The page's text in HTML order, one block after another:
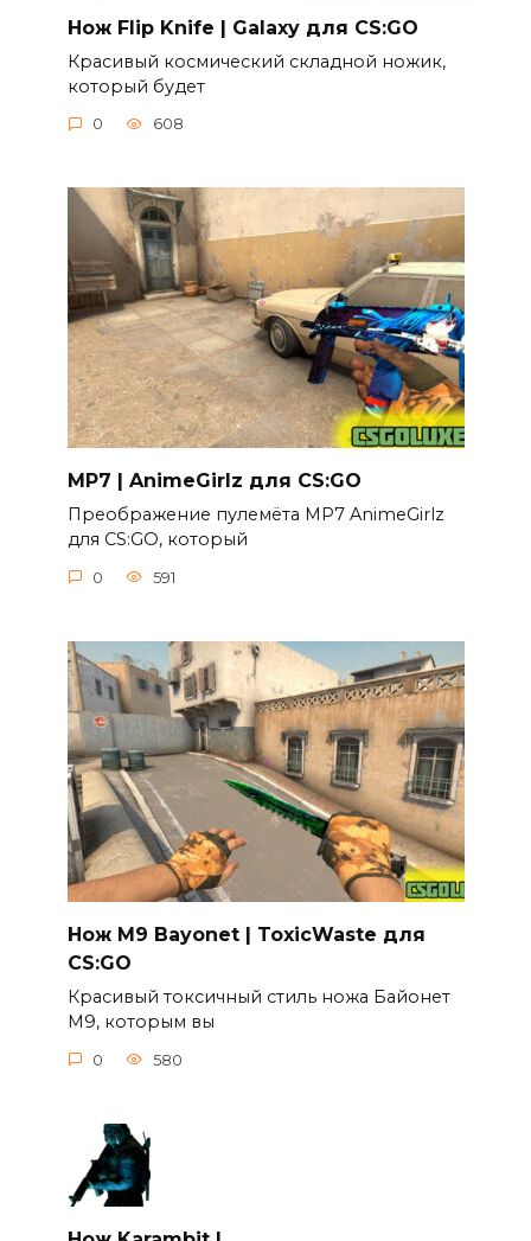
Нож Flip Knife | Galaxy для CS:GO
Красивый космический складной ножик,
который будет
0 608
MP7 | AnimeGirlz для CS:GO
Преображение пулемёта MP7 AnimeGirlz
для CS:GO, который
0 591
Нож M9 Bayonet | ToxicWaste для
CS:GO
Красивый токсичный стиль ножа Байонет
М9, которым вы
0 580